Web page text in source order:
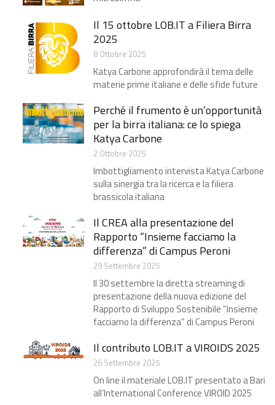
Il 15 ottobre LOB.IT a Filiera Birra
2025
8 Ottobre 2025
Katya Carbone approfondirà il tema delle
materie prime italiane e delle sfide future
Perché il frumento è un’opportunità
per la birra italiana: ce lo spiega
Katya Carbone
2 Ottobre 2025
Imbottigliamento intervista Katya Carbone​
sulla sinergia tra la ricerca e la filiera
brassicola italiana
Il CREA alla presentazione del
Rapporto “Insieme facciamo la
differenza” di Campus Peroni
29 Settembre 2025
Il 30 settembre la diretta streaming di
presentazione della nuova edizione del
Rapporto di Sviluppo Sostenibile “Insieme
facciamo la differenza” di Campus Peroni
Il contributo LOB.IT a VIROIDS 2025
26 Settembre 2025
On line il materiale LOB.IT presentato a Bari
all’International Conference VIROID 2025